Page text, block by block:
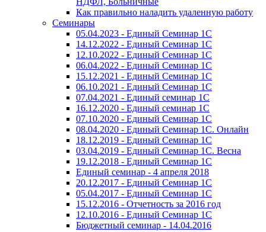
Как правильно наладить удаленную работу
Семинары
05.04.2023 - Единый Семинар 1С
14.12.2022 - Единый Семинар 1С
12.10.2022 - Единый Семинар 1С
06.04.2022 - Единый Семинар 1С
15.12.2021 - Единый Семинар 1С
06.10.2021 - Единый Семинар 1С
07.04.2021 - Единый семинар 1С
16.12.2020 - Единый семинар 1С
07.10.2020 - Единый Семинар 1С
08.04.2020 - Единый Семинар 1С. Онлайн
18.12.2019 - Единый Семинар 1С
03.04.2019 - Единый Семинар 1С. Весна
19.12.2018 - Единый Семинар 1С
Единый семинар - 4 апреля 2018
20.12.2017 - Единый Семинар 1С
05.04.2017 - Единый Семинар 1С
15.12.2016 - Отчетность за 2016 год
12.10.2016 - Единый Семинар 1С
Бюджетный семинар - 14.04.2016